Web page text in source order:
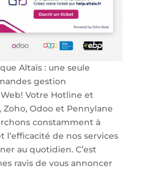
Altaïs : une seule
gestion
Votre Hotline et
Zoho, Odoo et Pennylane
constamment à
l’efficacité de nos services
au quotidien. C’est
ravis de vous annoncer